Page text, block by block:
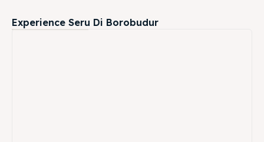
Experience Seru Di Borobudur